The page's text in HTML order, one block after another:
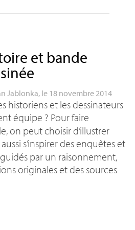
et bande
Jablonka, le 18 novembre 2014
historiens et les dessinateurs
équipe ? Pour faire
on peut choisir d’illustrer
s’inspirer des enquêtes et
par un raisonnement,
originales et des sources